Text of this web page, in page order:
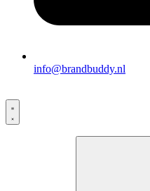
info@brandbuddy.nl